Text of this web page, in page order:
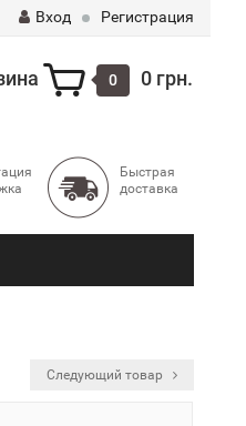
Вход Регистрация
0 0 грн.
Быстрая
доставка
Следующий товар